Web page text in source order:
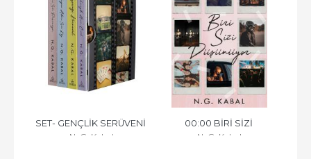
SET- GENÇLİK SERÜVENİ
N. G. Kabal
00:00 BİRİ SİZİ
N. G. Kabal